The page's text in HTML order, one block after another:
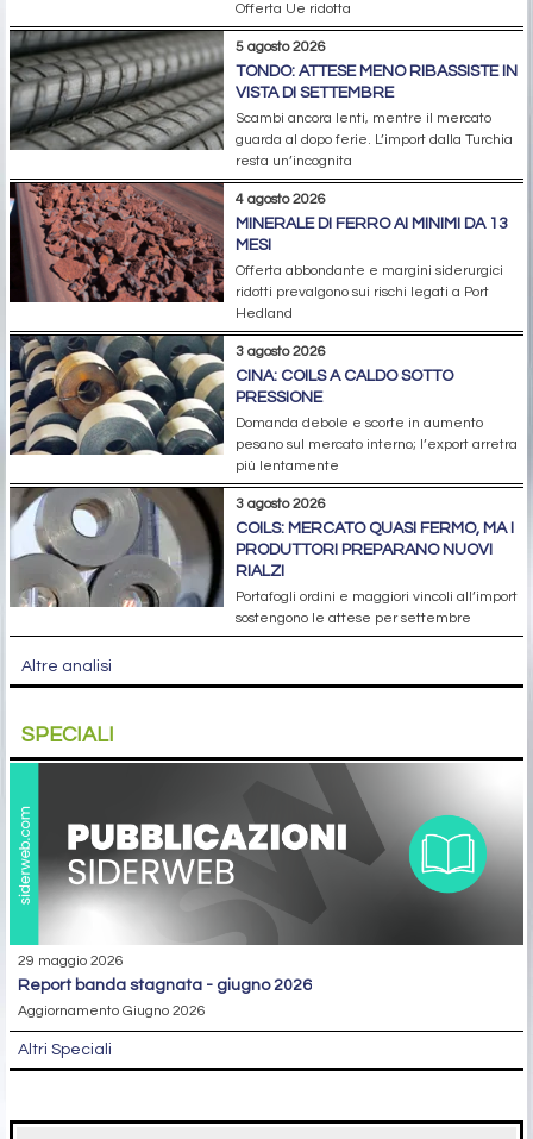
Offerta Ue ridotta
5 agosto 2026
TONDO: ATTESE MENO RIBASSISTE IN
VISTA DI SETTEMBRE
Scambi ancora lenti, mentre il mercato
guarda al dopo ferie. L’import dalla Turchia
resta un’incognita
4 agosto 2026
MINERALE DI FERRO AI MINIMI DA 13
MESI
Offerta abbondante e margini siderurgici
ridotti prevalgono sui rischi legati a Port
Hedland
3 agosto 2026
CINA: COILS A CALDO SOTTO
PRESSIONE
Domanda debole e scorte in aumento
pesano sul mercato interno; l’export arretra
più lentamente
3 agosto 2026
COILS: MERCATO QUASI FERMO, MA I
PRODUTTORI PREPARANO NUOVI
RIALZI
Portafogli ordini e maggiori vincoli all’import
sostengono le attese per settembre
Altre analisi
SPECIALI
29 maggio 2026
report banda stagnata - giugno 2026
Aggiornamento Giugno 2026
Altri Speciali